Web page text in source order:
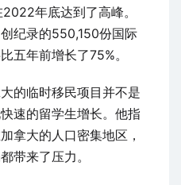
年底达到了高峰。
纪录的550,150份国际
五年前增长了75%。
的临时移民项目并不是
速的留学生增长。他指
拿大的人口密集地区，
带来了压力。